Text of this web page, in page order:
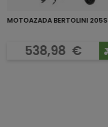
MOTOAZADA BERTOLINI 205S
Precio
538,98 €